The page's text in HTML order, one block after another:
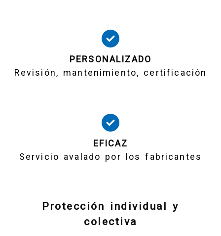
PERSONALIZADO
Revisión, mantenimiento, certificación
EFICAZ
Servicio avalado por los fabricantes
Protección individual y
colectiva